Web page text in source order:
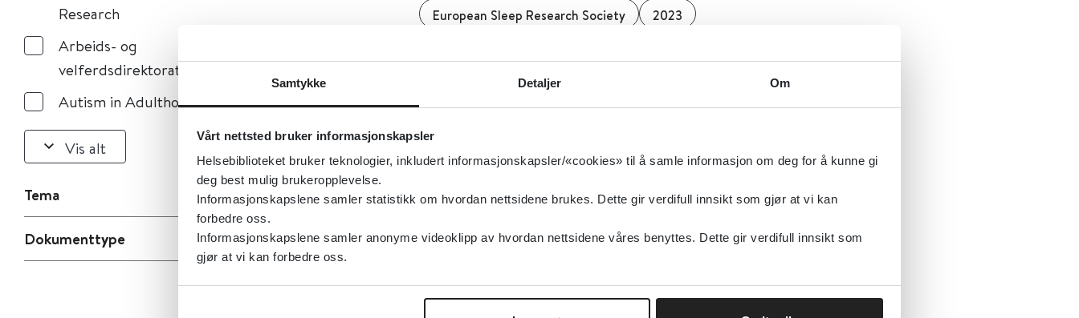
Samtykke Detaljer Om
Vårt nettsted bruker informasjonskapsler
Helsebiblioteket bruker teknologier, inkludert informasjonskapsler/«cookies» til å samle informasjon om deg for å kunne gi
deg best mulig brukeropplevelse.
Informasjonskapslene samler statistikk om hvordan nettsidene brukes. Dette gir verdifull innsikt som gjør at vi kan
forbedre oss.
Informasjonskapslene samler anonyme videoklipp av hvordan nettsidene våres benyttes. Dette gir verdifull innsikt som
gjør at vi kan forbedre oss.
Research
Arbeids- og
velferdsdirektoratet
Autism in Adulthood
Vis alt
Tema
Dokumenttype
European Sleep Research Society 2023
Detaljer
European Stroke Organisation (ESO)
Detaljer